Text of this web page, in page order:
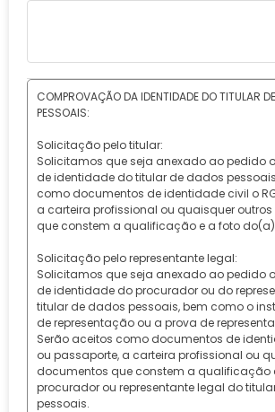
COMPROVAÇÃO DA IDENTIDADE DO TITULAR
PESSOAIS:
Solicitação pelo titular:
Solicitamos que seja anexado ao pedido
de identidade do titular de dados
como documentos de identidade civil o
a carteira profissional ou quaisquer
que constem a qualificação e a foto
Solicitação pelo representante legal:
Solicitamos que seja anexado ao pedido
de identidade do procurador ou do
titular de dados pessoais, bem como o
de representação ou a prova de
Serão aceitos como documentos de
ou passaporte, a carteira profissional ou
documentos que constem a qualificação
procurador ou representante legal do
pessoais.